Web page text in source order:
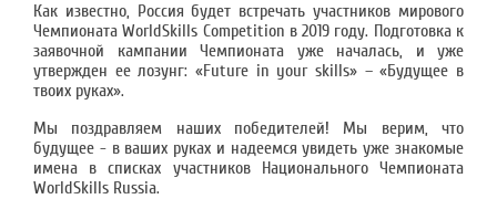
Как известно, Россия будет встречать участников мирового
Чемпионата WorldSkills Competition в 2019 году. Подготовка к
заявочной кампании Чемпионата уже началась, и уже
утвержден ее лозунг: «Future in your skills» – «Будущее в
твоих руках».
Мы поздравляем наших победителей! Мы верим, что
будущее - в ваших руках и надеемся увидеть уже знакомые
имена в списках участников Национального Чемпионата
WorldSkills Russia.